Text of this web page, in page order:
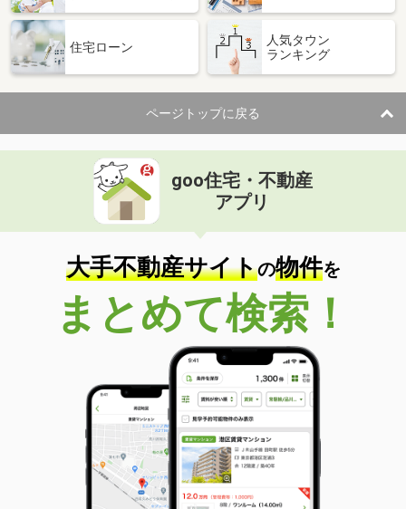
住宅ローン
人気タウン
ランキング
ページトップに戻る
goo住宅・不動産
アプリ
大手不動産サイトの物件を
まとめて検索！